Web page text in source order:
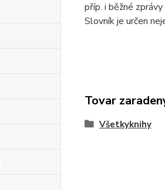
příp. i běžné
Slovník je určen
Tovar
Všetkyknihy